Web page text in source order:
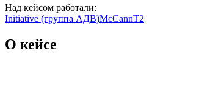
Над кейсом работали:
Initiative (группа АДВ)McCannT2
О кейсе